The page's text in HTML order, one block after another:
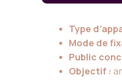
Type
Mode de
Public
Objectif :